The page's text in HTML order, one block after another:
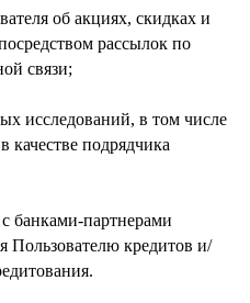
об акциях, скидках и
рассылок по
связи;
исследований, в том числе
качестве подрядчика
банками-партнерами
Пользователю кредитов и/